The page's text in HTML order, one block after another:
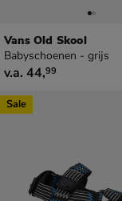
Vans Old Skool
Babyschoenen - grijs
vanaf € 44,99
v.a. 44,99
Sale